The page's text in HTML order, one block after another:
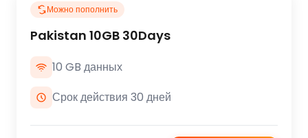
Можно пополнить
Pakistan 10GB 30Days
10 GB данных
Срок действия 30 дней